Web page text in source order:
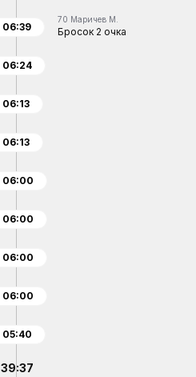
70 Маричев М.
Бросок 2 очка
06:39
06:24
06:13
06:13
06:00
06:00
06:00
06:00
05:40
39:37